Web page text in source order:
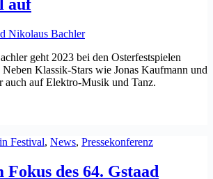
auf
geht 2023 bei den Osterfestspielen
Neben Klassik-Stars wie Jonas Kaufmann und
auch auf Elektro-Musik und Tanz.
Festival, News, Pressekonferenz
Fokus des 64. Gstaad